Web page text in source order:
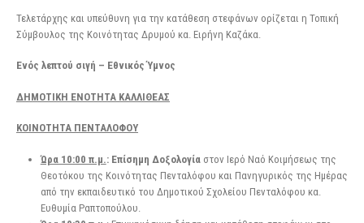
Τελετάρχης και υπεύθυνη για την κατάθεση στεφάνων ορίζεται η Τοπική
Σύμβουλος της Κοινότητας Δρυμού κα. Ειρήνη Καζάκα.
Ενός λεπτού σιγή – Εθνικός Ύμνος
ΔΗΜΟΤΙΚΗ ΕΝΟΤΗΤΑ ΚΑΛΛΙΘΕΑΣ
ΚΟΙΝΟΤΗΤΑ ΠΕΝΤΑΛΟΦΟΥ
Ώρα 10:00 π.μ.: Επίσημη Δοξολογίαστον Ιερό Ναό Κοιμήσεως της
Θεοτόκου της Κοινότητας Πενταλόφου και Πανηγυρικός της Ημέρας
από την εκπαιδευτικό του Δημοτικού Σχολείου Πενταλόφου κα.
Ευθυμία Ραπτοπούλου.